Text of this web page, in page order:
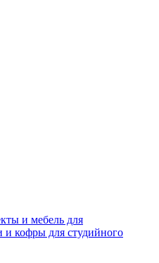
и мебель для
и кофры для студийного